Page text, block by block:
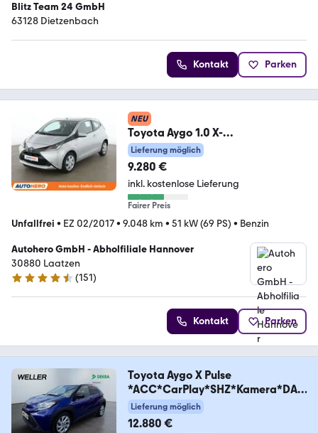
Blitz Team 24 GmbH
63128 Dietzenbach
Kontakt Parken
NEU
Toyota Aygo 1.0 X-
Play*LIM*KLIMA*BLUETOOTH*
Lieferung möglich
9.280 €
inkl. kostenlose Lieferung
Fairer Preis
Unfallfrei • EZ 02/2017• 9.048 km • 51 kW (69 PS) • Benzin
Autohero GmbH - Abholfiliale Hannover
30880 Laatzen
4.7 Sterne
(151)
Kontakt Parken
Toyota Aygo X Pulse
*ACC*CarPlay*SHZ*Kamera*DAB
*Bi-Tone
Lieferung möglich
12.880 €